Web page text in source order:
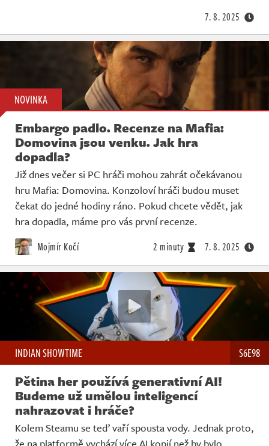
7. 8. 2025
NOVINKA
Embargo padlo. Recenze na Mafia:
Domovina jsou venku. Jak hra
dopadla?
Již dnes večer si PC hráči mohou zahrát očekávanou
hru Mafia: Domovina. Konzoloví hráči budou muset
čekat do jedné hodiny ráno. Pokud chcete vědět, jak
hra dopadla, máme pro vás první recenze.
Mojmír Kočí 2 minuty 7. 8. 2025
INDIAN SHOWTIME S6E98
Pětina her používá generativní AI!
Budeme už umělou inteligencí
nahrazovat i hráče?
Kolem Steamu se teď vaří spousta vody. Jednak proto,